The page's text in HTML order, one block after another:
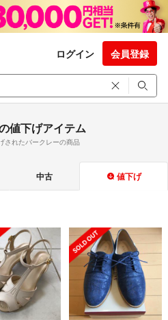
ログイン 会員登録
値下げアイテム
されたバークレーの商品
中古 値下げ